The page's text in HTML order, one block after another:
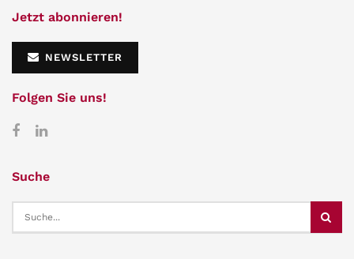
Jetzt abonnieren!
NEWSLETTER
Folgen Sie uns!
Suche